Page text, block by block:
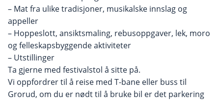
– Mat fra ulike tradisjoner, musikalske innslag og
appeller
– Hoppeslott, ansiktsmaling, rebusoppgaver, lek, moro
og felleskapsbyggende aktiviteter
– Utstillinger
Ta gjerne med festivalstol å sitte på.
Vi oppfordrer til å reise med T-bane eller buss til
Grorud, om du er nødt til å bruke bil er det parkering